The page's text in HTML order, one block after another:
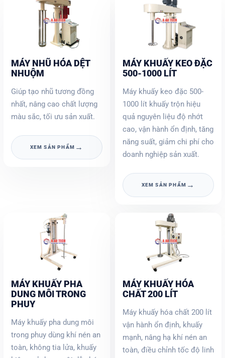
MÁY NHŨ HÓA DỆT
NHUỘM
Giúp tạo nhũ tương đồng
nhất, nâng cao chất lượng
màu sắc, tối ưu sản xuất.
XEM SẢN PHẨM →
MÁY KHUẤY KEO ĐẶC
500-1000 LÍT
Máy khuấy keo đặc 500-
1000 lít khuấy trộn hiệu
quả nguyên liệu độ nhớt
cao, vận hành ổn định, tăng
năng suất, giảm chi phí cho
doanh nghiệp sản xuất.
XEM SẢN PHẨM →
MÁY KHUẤY PHA
DUNG MÔI TRONG
PHUY
Máy khuấy pha dung môi
trong phuy dùng khí nén an
toàn, không tia lửa, khuấy
MÁY KHUẤY HÓA
CHẤT 200 LÍT
Máy khuấy hóa chất 200 lít
vận hành ổn định, khuấy
mạnh, nâng hạ khí nén an
toàn, điều chỉnh tốc độ linh